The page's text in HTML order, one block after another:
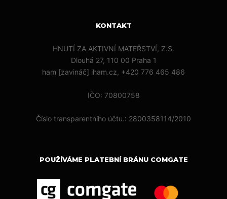
KONTAKT
HNUTÍ ZA AKTIVNÍ MATEŘSTVÍ, Z.S.
Dlouhá 27, 110 00 Praha 1
ham [zavináč] iham.cz, +420 776 465 486
IČO: 70800758
Číslo transparentního účtu.: 2800358114/2010
POUŽÍVÁME PLATEBNÍ BRÁNU COMGATE